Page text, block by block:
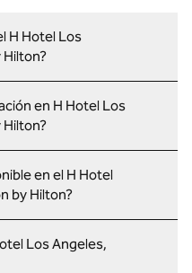
H Hotel Los
Hilton?
en H Hotel Los
Hilton?
en el H Hotel
by Hilton?
Los Angeles,